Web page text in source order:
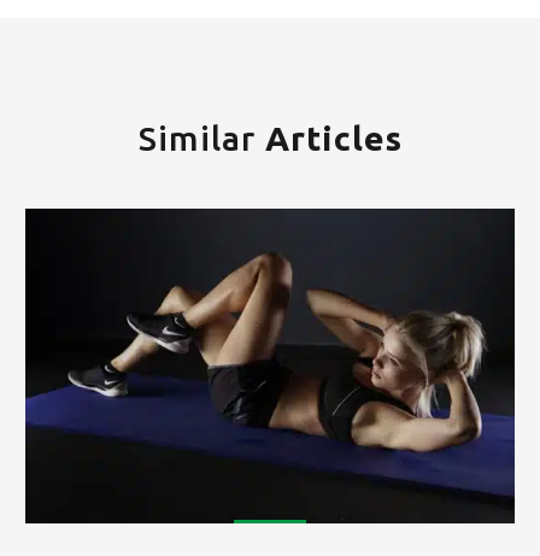
Similar Articles